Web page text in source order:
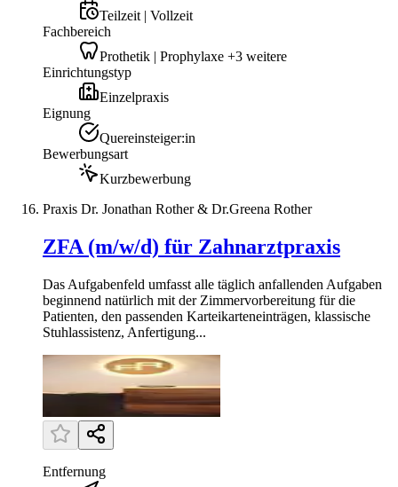
Teilzeit | Vollzeit
Fachbereich
Prothetik | Prophylaxe +3 weitere
Einrichtungstyp
Einzelpraxis
Eignung
Quereinsteiger:in
Bewerbungsart
Kurzbewerbung
Praxis Dr. Jonathan Rother & Dr.Greena Rother
ZFA (m/w/d) für Zahnarztpraxis
Das Aufgabenfeld umfasst alle täglich anfallenden Aufgaben
beginnend natürlich mit der Zimmervorbereitung für die
Patienten, den passenden Karteikarteneinträgen, klassische
Stuhlassistenz, Anfertigung...
Entfernung